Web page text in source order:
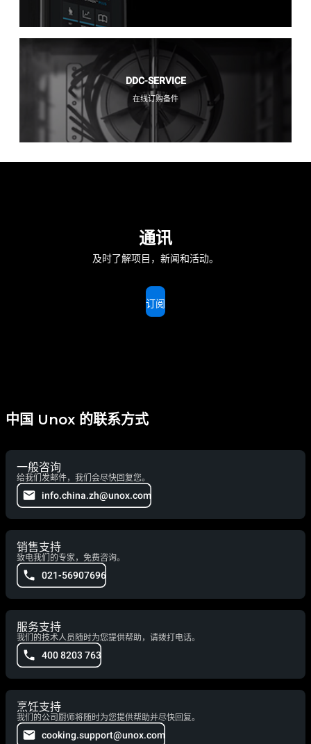
DDC-SERVICE
在线订购备件
通讯
及时了解项目，新闻和活动。
订阅
中国 Unox 的联系方式
一般咨询
给我们发邮件，我们会尽快回复您。
info.china.zh@unox.com
销售支持
致电我们的专家，免费咨询。
021-56907696
服务支持
我们的技术人员随时为您提供帮助，请拨打电话。
400 8203 763
烹饪支持
我们的公司厨师将随时为您提供帮助并尽快回复。
cooking.support@unox.com